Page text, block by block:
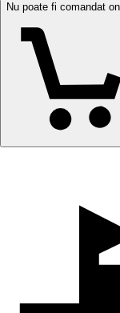
Nu poate fi comandat